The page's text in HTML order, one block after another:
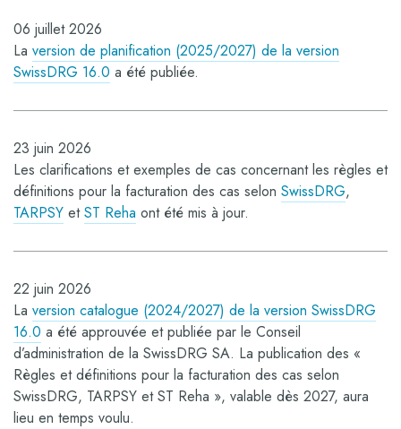
06 juillet 2026
La version de planification (2025/2027) de la version
SwissDRG 16.0 a été publiée.
23 juin 2026
Les clarifications et exemples de cas concernant les règles et
définitions pour la facturation des cas selon SwissDRG,
TARPSY etST Reha ont été mis à jour.
22 juin 2026
La version catalogue (2024/2027) de la version SwissDRG
16.0 a été approuvée et publiée par le Conseil
d’administration de la SwissDRG SA. La publication des «
Règles et définitions pour la facturation des cas selon
SwissDRG, TARPSY et ST Reha », valable dès 2027, aura
lieu en temps voulu.